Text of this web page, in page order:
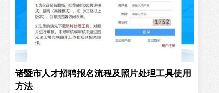
诸暨市人才招聘报名流程及照片处理工具使用
方法